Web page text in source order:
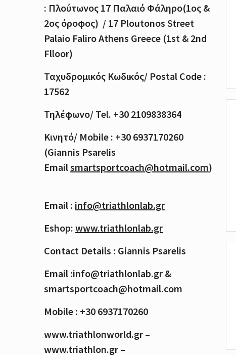
: Πλούτωνος 17 Παλαιό Φάληρο(1ος &
2ος όροφος) / 17 Ploutonos Street
Palaio Faliro Athens Greece (1st & 2nd
Flloor)
Ταχυδρομικός Κωδικός/ Postal Code :
17562
Τηλέφωνο/ Tel. +30 2109838364
Κινητό/ Mobile : +30 6937170260
(Giannis Psarelis
Emailsmartsportcoach@hotmail.com)
Email : info@triathlonlab.gr
Eshop: www.triathlonlab.gr
Contact Details : Giannis Psarelis
Email :info@triathlonlab.gr &
smartsportcoach@hotmail.com
Mobile : +30 6937170260
www.triathlonworld.gr –
www.triathlon.gr –